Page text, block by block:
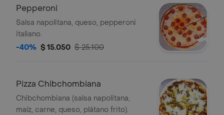
Pepperoni
Salsa napolitana, queso, pepperoni
italiano.
-40% $ 15.050 $ 25.100
Pizza Chibchombiana
Chibchombiana (salsa napolitana,
maíz, carne, queso, plátano frito).